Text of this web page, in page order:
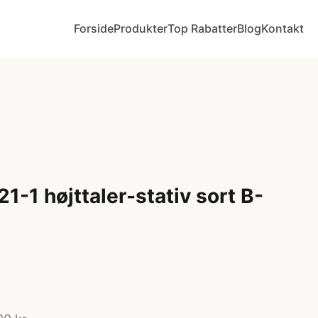
ForsideProdukterTop RabatterBlogKontakt
1 højttaler-stativ sort B-